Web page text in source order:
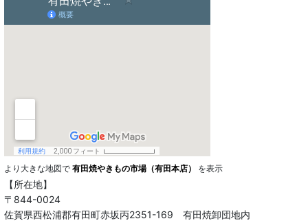
より大きな地図で 有田焼やきもの市場（有田本店） を表示
【所在地】
〒844-0024
佐賀県西松浦郡有田町赤坂丙2351-169 有田焼卸団地内